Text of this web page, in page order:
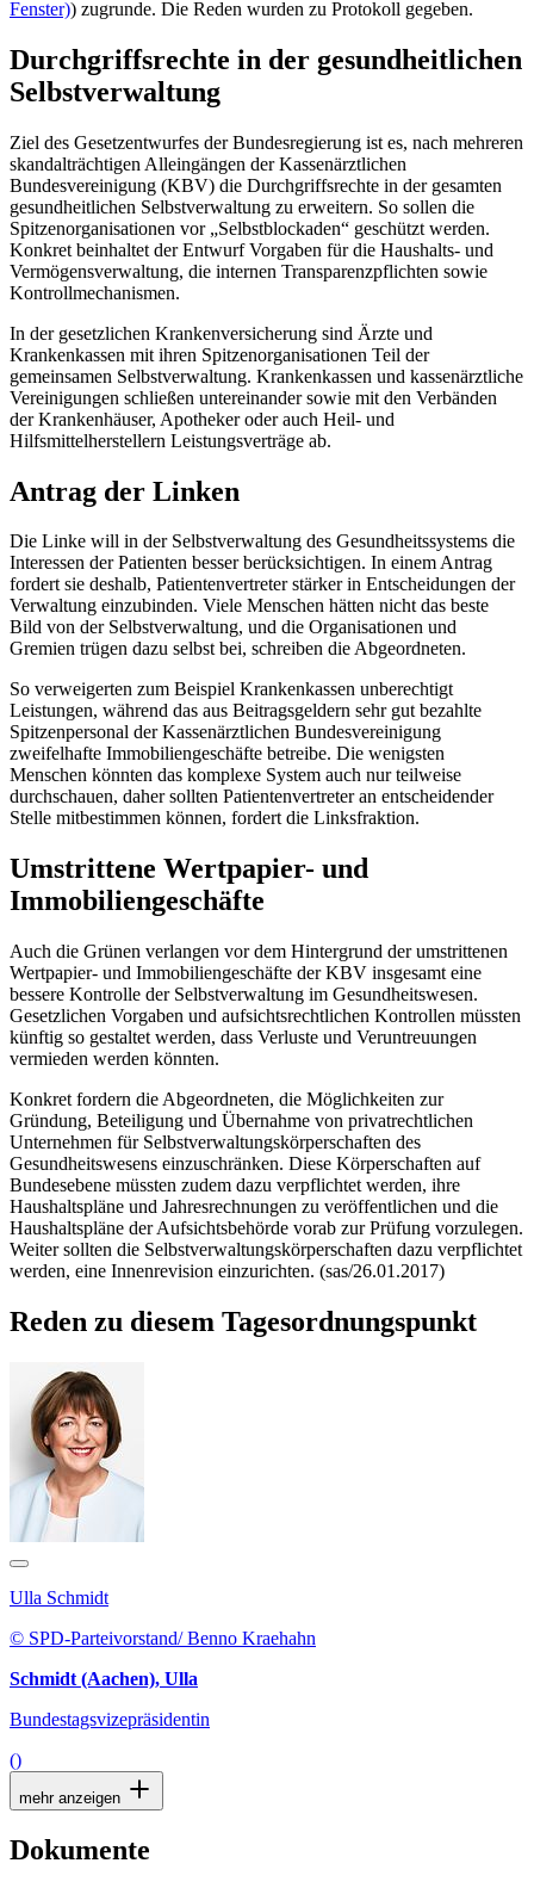
Fenster)) zugrunde. Die Reden wurden zu Protokoll gegeben.
Durchgriffsrechte in der gesundheitlichen
Selbstverwaltung
Ziel des Gesetzentwurfes der Bundesregierung ist es, nach mehreren
skandalträchtigen Alleingängen der Kassenärztlichen
Bundesvereinigung (KBV) die Durchgriffsrechte in der gesamten
gesundheitlichen Selbstverwaltung zu erweitern. So sollen die
Spitzenorganisationen vor „Selbstblockaden“ geschützt werden.
Konkret beinhaltet der Entwurf Vorgaben für die Haushalts- und
Vermögensverwaltung, die internen Transparenzpflichten sowie
Kontrollmechanismen.
In der gesetzlichen Krankenversicherung sind Ärzte und
Krankenkassen mit ihren Spitzenorganisationen Teil der
gemeinsamen Selbstverwaltung. Krankenkassen und kassenärztliche
Vereinigungen schließen untereinander sowie mit den Verbänden
der Krankenhäuser, Apotheker oder auch Heil- und
Hilfsmittelherstellern Leistungsverträge ab.
Antrag der Linken
Die Linke will in der Selbstverwaltung des Gesundheitssystems die
Interessen der Patienten besser berücksichtigen. In einem Antrag
fordert sie deshalb, Patientenvertreter stärker in Entscheidungen der
Verwaltung einzubinden. Viele Menschen hätten nicht das beste
Bild von der Selbstverwaltung, und die Organisationen und
Gremien trügen dazu selbst bei, schreiben die Abgeordneten.
So verweigerten zum Beispiel Krankenkassen unberechtigt
Leistungen, während das aus Beitragsgeldern sehr gut bezahlte
Spitzenpersonal der Kassenärztlichen Bundesvereinigung
zweifelhafte Immobiliengeschäfte betreibe. Die wenigsten
Menschen könnten das komplexe System auch nur teilweise
durchschauen, daher sollten Patientenvertreter an entscheidender
Stelle mitbestimmen können, fordert die Linksfraktion.
Umstrittene Wertpapier- und
Immobiliengeschäfte
Auch die Grünen verlangen vor dem Hintergrund der umstrittenen
Wertpapier- und Immobiliengeschäfte der KBV insgesamt eine
bessere Kontrolle der Selbstverwaltung im Gesundheitswesen.
Gesetzlichen Vorgaben und aufsichtsrechtlichen Kontrollen müssten
künftig so gestaltet werden, dass Verluste und Veruntreuungen
vermieden werden könnten.
Konkret fordern die Abgeordneten, die Möglichkeiten zur
Gründung, Beteiligung und Übernahme von privatrechtlichen
Unternehmen für Selbstverwaltungskörperschaften des
Gesundheitswesens einzuschränken. Diese Körperschaften auf
Bundesebene müssten zudem dazu verpflichtet werden, ihre
Haushaltspläne und Jahresrechnungen zu veröffentlichen und die
Haushaltspläne der Aufsichtsbehörde vorab zur Prüfung vorzulegen.
Weiter sollten die Selbstverwaltungskörperschaften dazu verpflichtet
werden, eine Innenrevision einzurichten. (sas/26.01.2017)
Reden zu diesem Tagesordnungspunkt
Ulla Schmidt
© SPD-Parteivorstand/ Benno Kraehahn
Schmidt (Aachen), Ulla
Bundestagsvizepräsidentin
()
mehr anzeigen
Dokumente